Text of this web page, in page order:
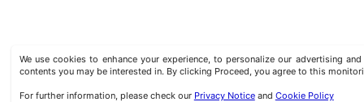
We use cookies to enhance your experience, to personalize our advertising
contents you may be interested in. By clicking Proceed, you agree to this
For further information, please check our Privacy Noticeand Cookie Policy